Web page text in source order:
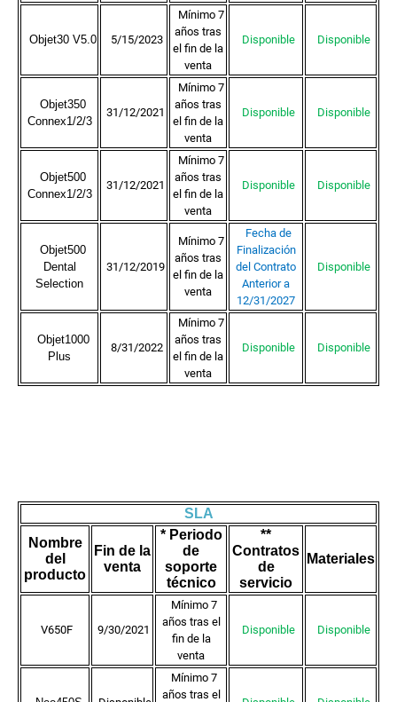
Objet30 V5.0 5/15/2023
Mínimo 7
años tras
el fin de la
venta
Disponible Disponible
Objet350
Connex1/2/3
31/12/2021
Mínimo 7
años tras
el fin de la
venta
Disponible Disponible
Objet500
Connex1/2/3
31/12/2021
Mínimo 7
años tras
el fin de la
venta
Disponible Disponible
Objet500
Dental
Selection
31/12/2019
Mínimo 7
años tras
el fin de la
venta
Fecha de
Finalización
del Contrato
Anterior a
12/31/2027
Disponible
Objet1000
Plus
8/31/2022
Mínimo 7
años tras
el fin de la
venta
Disponible Disponible
SLA
Nombre
del
producto
Fin de la
venta
* Periodo
de
soporte
técnico
**
Contratos
de
servicio
Materiales
V650F 9/30/2021
Mínimo 7
años tras el
fin de la
venta
Disponible Disponible
Mínimo 7
años tras el